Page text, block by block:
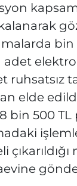
adet
ruhsatsız
elde
bin 500 TL